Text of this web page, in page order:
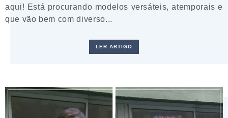
aqui! Está procurando modelos versáteis, atemporais e
que vão bem com diverso...
LER ARTIGO